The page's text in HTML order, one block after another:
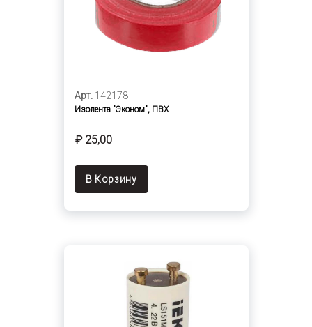
Арт. 142178
Изолента "Эконом", ПВХ
₽ 25,00
В Корзину